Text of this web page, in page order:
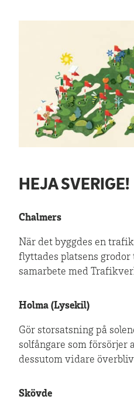
HEJA SVERIGE!
Chalmers
När det byggdes en
flyttades platsens
samarbete med
Holma (Lysekil)
Gör storsatsning på
solfångare som försörjer
dessutom vidare
Skövde